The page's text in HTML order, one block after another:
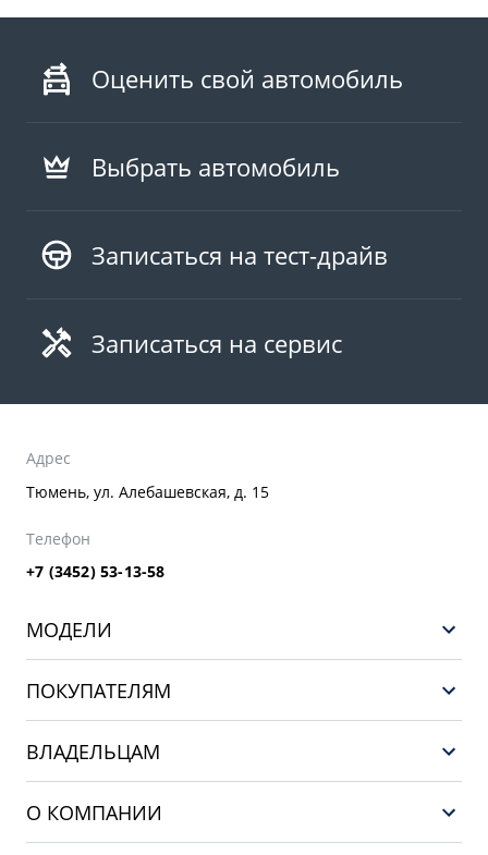
Оценить свой автомобиль
Выбрать автомобиль
Записаться на тест-драйв
Записаться на сервис
Адрес
Тюмень, ул. Алебашевская, д. 15
Телефон
+7 (3452) 53-13-58
МОДЕЛИ
CITYRAY
ATLAS
OKAVANGO
ПОКУПАТЕЛЯМ
ВЛАДЕЛЬЦАМ
О КОМПАНИИ